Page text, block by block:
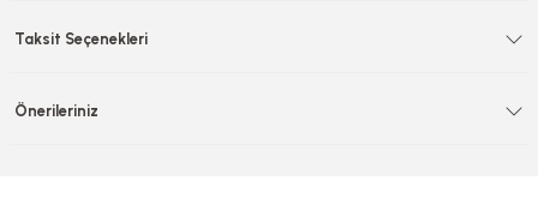
Taksit Seçenekleri
Önerileriniz